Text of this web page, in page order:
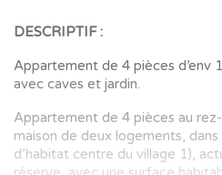
DESCRIPTIF :
Appartement de 4 pièces d’env
avec caves et jardin.
Appartement de 4 pièces au
maison de deux logements,
d’habitat centre du village 1),